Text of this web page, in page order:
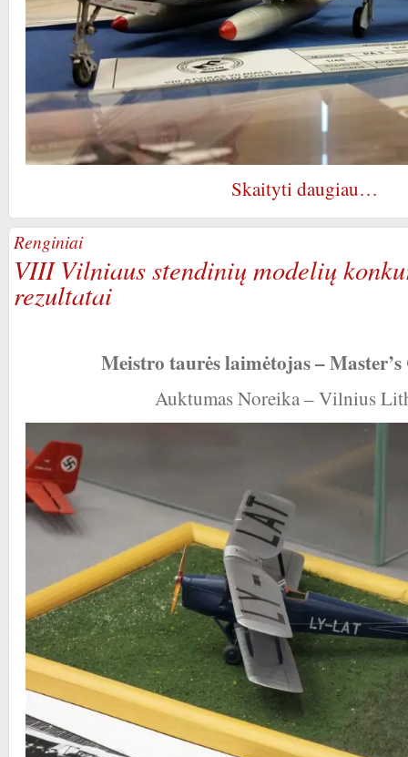
Skaityti daugiau…
Renginiai
VIII Vilniaus stendinių modelių
rezultatai
Meistro taurės laimėtojas –
Auktumas Noreika – Vilnius